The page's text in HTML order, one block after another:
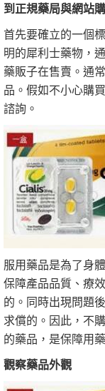
到正規藥局與網站
首先要確立的一個
明的犀利士藥物，
藥販子在售賣。通
品。假如不小心購
諮詢。
服用藥品是為了身
保障產品品質、療
的。同時出現問題
求償的。因此，不
的藥品，是保障用
觀察藥品外觀